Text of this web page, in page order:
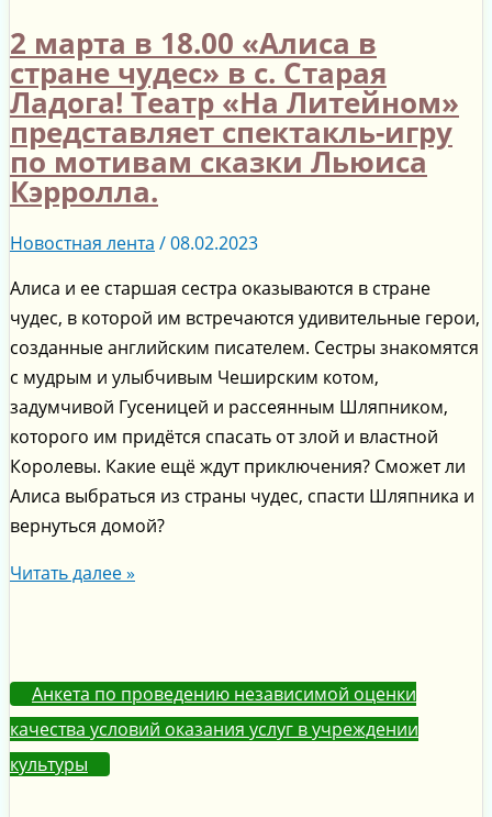
2 марта в 18.00 «Алиса в
стране чудес» в с. Старая
Ладога! Театр «На Литейном»
представляет спектакль-игру
по мотивам сказки Льюиса
Кэрролла.
Новостная лента /08.02.2023
Алиса и ее старшая сестра оказываются в стране
чудес, в которой им встречаются удивительные герои,
созданные английским писателем. Сестры знакомятся
с мудрым и улыбчивым Чеширским котом,
задумчивой Гусеницей и рассеянным Шляпником,
которого им придётся спасать от злой и властной
Королевы. Какие ещё ждут приключения? Сможет ли
Алиса выбраться из страны чудес, спасти Шляпника и
вернуться домой?
Читать далее »
Анкета по проведению независимой оценки
качества условий оказания услуг в учреждении
культуры